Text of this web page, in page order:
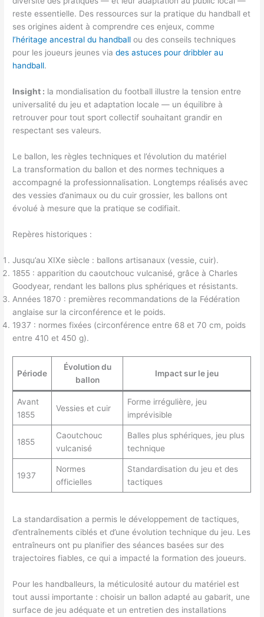
reste essentielle. Des ressources sur la pratique du handball et
ses origines aident à comprendre ces enjeux, comme
l’héritage ancestral du handball ou des conseils techniques
pour les joueurs jeunes viades astuces pour dribbler au
handball.
Insight : la mondialisation du football illustre la tension entre
universalité du jeu et adaptation locale — un équilibre à
retrouver pour tout sport collectif souhaitant grandir en
respectant ses valeurs.
Le ballon, les règles techniques et l’évolution du matériel
La transformation du ballon et des normes techniques a
accompagné la professionnalisation. Longtemps réalisés avec
des vessies d’animaux ou du cuir grossier, les ballons ont
évolué à mesure que la pratique se codifiait.
Repères historiques :
Jusqu’au XIXe siècle : ballons artisanaux (vessie, cuir).
1855 : apparition du caoutchouc vulcanisé, grâce à Charles
Goodyear, rendant les ballons plus sphériques et résistants.
Années 1870 : premières recommandations de la Fédération
anglaise sur la circonférence et le poids.
1937 : normes fixées (circonférence entre 68 et 70 cm, poids
entre 410 et 450 g).
Période
Évolution du
ballon
Impact sur le jeu
Avant
1855
Vessies et cuir
Forme irrégulière, jeu
imprévisible
1855
Caoutchouc
vulcanisé
Balles plus sphériques, jeu plus
technique
1937
Normes
officielles
Standardisation du jeu et des
tactiques
La standardisation a permis le développement de tactiques,
d’entraînements ciblés et d’une évolution technique du jeu. Les
entraîneurs ont pu planifier des séances basées sur des
trajectoires fiables, ce qui a impacté la formation des joueurs.
Pour les handballeurs, la méticulosité autour du matériel est
tout aussi importante : choisir un ballon adapté au gabarit, une
surface de jeu adéquate et un entretien des installations